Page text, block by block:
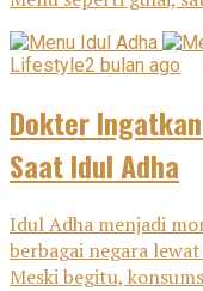
Lifestyle2 bulan ago
Dokter
Saat Idul Adha
Idul Adha menjadi
berbagai negara
Meski begitu,